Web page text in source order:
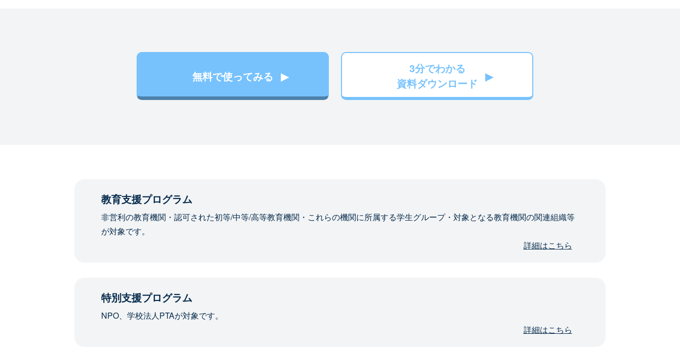
無料で使ってみる
3分でわかる
資料ダウンロード
教育支援プログラム
非営利の教育機関・認可された初等/中等/高等教育機関・これらの機関に所属する学生グループ・対象となる教育機関の関連組織等
が対象です。
詳細はこちら
特別支援プログラム
NPO、学校法人PTAが対象です。
詳細はこちら